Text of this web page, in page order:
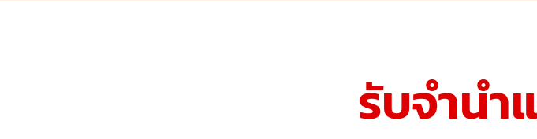
รับจํานํา